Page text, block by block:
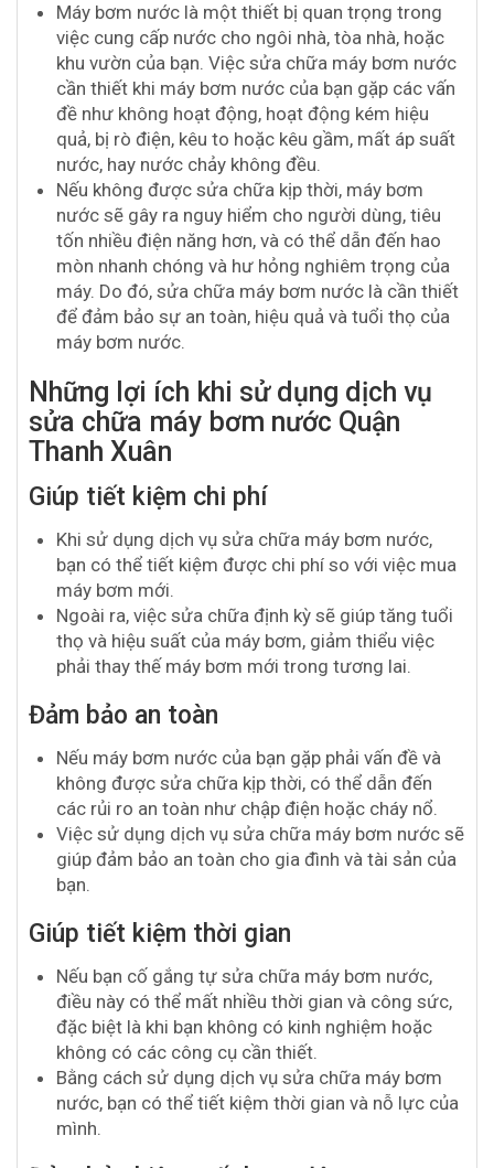
Máy bơm nước là một thiết bị quan trọng trong
việc cung cấp nước cho ngôi nhà, tòa nhà, hoặc
khu vườn của bạn. Việc sửa chữa máy bơm nước
cần thiết khi máy bơm nước của bạn gặp các vấn
đề như không hoạt động, hoạt động kém hiệu
quả, bị rò điện, kêu to hoặc kêu gầm, mất áp suất
nước, hay nước chảy không đều.
Nếu không được sửa chữa kịp thời, máy bơm
nước sẽ gây ra nguy hiểm cho người dùng, tiêu
tốn nhiều điện năng hơn, và có thể dẫn đến hao
mòn nhanh chóng và hư hỏng nghiêm trọng của
máy. Do đó, sửa chữa máy bơm nước là cần thiết
để đảm bảo sự an toàn, hiệu quả và tuổi thọ của
máy bơm nước.
Những lợi ích khi sử dụng dịch vụ
sửa chữa máy bơm nước Quận
Thanh Xuân
Giúp tiết kiệm chi phí
Khi sử dụng dịch vụ sửa chữa máy bơm nước,
bạn có thể tiết kiệm được chi phí so với việc mua
máy bơm mới.
Ngoài ra, việc sửa chữa định kỳ sẽ giúp tăng tuổi
thọ và hiệu suất của máy bơm, giảm thiểu việc
phải thay thế máy bơm mới trong tương lai.
Đảm bảo an toàn
Nếu máy bơm nước của bạn gặp phải vấn đề và
không được sửa chữa kịp thời, có thể dẫn đến
các rủi ro an toàn như chập điện hoặc cháy nổ.
Việc sử dụng dịch vụ sửa chữa máy bơm nước sẽ
giúp đảm bảo an toàn cho gia đình và tài sản của
bạn.
Giúp tiết kiệm thời gian
Nếu bạn cố gắng tự sửa chữa máy bơm nước,
điều này có thể mất nhiều thời gian và công sức,
đặc biệt là khi bạn không có kinh nghiệm hoặc
không có các công cụ cần thiết.
Bằng cách sử dụng dịch vụ sửa chữa máy bơm
nước, bạn có thể tiết kiệm thời gian và nỗ lực của
mình.